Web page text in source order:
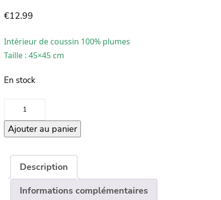
€12.99
Intérieur de coussin 100% plumes
Taille : 45×45 cm
En stock
quantité
Coussin
garnissage
45×45
PLUME
Ajouter au panier
Description
Informations complémentaires